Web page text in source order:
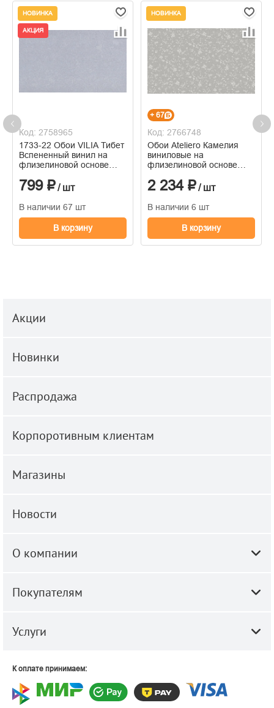
НОВИНКА
АКЦИЯ
Код: 2758965
1733-22 Обои VILIA Тибет
Вспененный винил на
флизелиновой основе
799 ₽/ шт
В наличии 67 шт
В корзину
НОВИНКА
+ 67
Код: 2766748
Обои Ateliero Камелия
виниловые на
флизелиновой основе
1,06м*10м
2 234 ₽/ шт
В наличии 6 шт
В корзину
Акции
Новинки
Распродажа
Корпоротивным клиентам
Магазины
Новости
О компании
Покупателям
Услуги
К оплате принимаем: